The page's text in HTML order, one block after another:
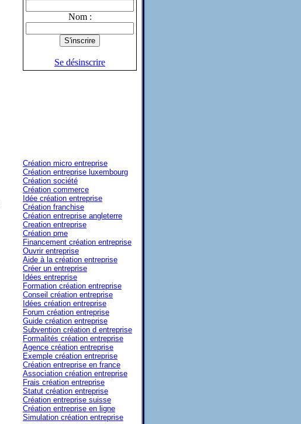
Nom :
Se désinscrire
Création micro entreprise
Création entreprise luxembourg
Création société
Création commerce
Idée création entreprise
Création franchise
Création entreprise angleterre
Creation entreprise
Création pme
Financement création entreprise
Ouvrir entreprise
Aide à la création entreprise
Créer un entreprise
Idées entreprise
Formation création entreprise
Conseil création entreprise
Idées création entreprise
Forum création entreprise
Guide création entreprise
Subvention création d entreprise
Formalités création entreprise
Agence création entreprise
Exemple création entreprise
Création entreprise en france
Association création entreprise
Frais création entreprise
Statut création entreprise
Création entreprise suisse
Création entreprise en ligne
Simulation création entreprise